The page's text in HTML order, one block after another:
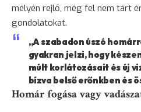
mélyén rejlő, még fel nem tárt
gondolatokat.
„A szabadon úszó
gyakran jelzi, hogy
múlt korlátozásait és új
bízva belső erőnkben és
Homár fogása vagy